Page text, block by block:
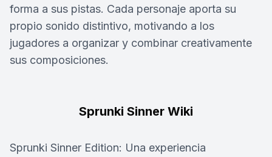
forma a sus pistas. Cada personaje aporta su
propio sonido distintivo, motivando a los
jugadores a organizar y combinar creativamente
sus composiciones.
Sprunki Sinner Wiki
Sprunki Sinner Edition: Una experiencia